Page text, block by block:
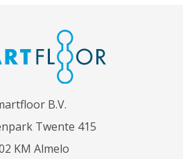
B.V.
Twente 415
KM Almelo